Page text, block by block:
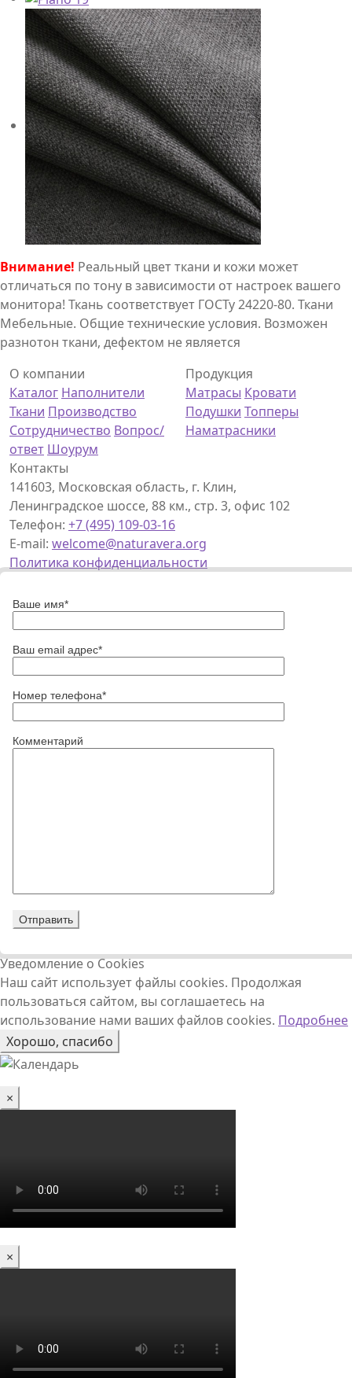
Внимание! Реальный цвет ткани и кожи может
отличаться по тону в зависимости от настроек вашего
монитора! Ткань соответствует ГОСТу 24220-80. Ткани
Мебельные. Общие технические условия. Возможен
разнотон ткани, дефектом не является
О компании
Каталог Наполнители
Ткани Производство
Сотрудничество Вопрос/
ответ Шоурум
Продукция
Матрасы Кровати
Подушки Топперы
Наматрасники
Контакты
141603, Московская область, г. Клин,
Ленинградское шоссе, 88 км., стр. 3, офис 102
Телефон: +7 (495) 109-03-16
E-mail: welcome@naturavera.org
Политика конфиденциальности
Ваше имя*
Ваш email адрес*
Номер телефона*
Комментарий
Уведомление о Cookies
Наш сайт использует файлы cookies. Продолжая
пользоваться сайтом, вы соглашаетесь на
использование нами ваших файлов cookies. Подробнее
Хорошо, спасибо
×
×